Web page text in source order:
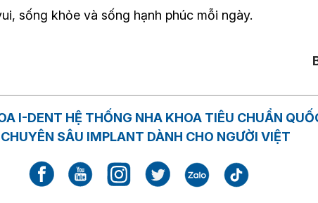
sống khỏe và sống hạnh phúc mỗi ngày.
I-DENT HỆ THỐNG NHA KHOA TIÊU CHUẨN
CHUYÊN SÂU IMPLANT DÀNH CHO NGƯỜI VIỆT